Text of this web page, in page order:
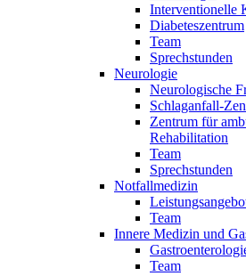
Interventionelle
Diabeteszentrum
Team
Sprechstunden
Neurologie
Neurologische
Schlaganfall-
Zentrum für
Rehabilitation
Team
Sprechstunden
Notfallmedizin
Team
Innere Medizin und
Team